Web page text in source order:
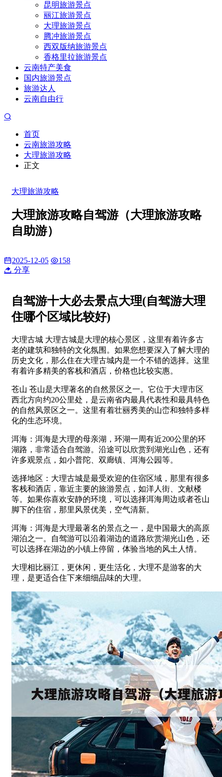
昆明旅游景点
丽江旅游景点
大理旅游景点
腾冲旅游景点
西双版纳旅游景点
香格里拉旅游景点
云南特产美食
国内旅游景点
旅游达人
云南自由行
首页
云南旅游攻略
大理旅游攻略
正文
大理旅游攻略
大理旅游攻略自驾游（大理旅游攻略
自助游）
2025-12-05
158
分享
自驾游十大必去景点大理(自驾游大理
住哪个区域比较好)
大理古城 大理古城是大理的核心景区，这里有着许多古
老的建筑和独特的文化氛围。如果您想要深入了解大理的
历史文化，那么住在大理古城内是一个不错的选择。这里
有着许多精美的客栈和酒店，价格也比较实惠。
苍山 苍山是大理著名的自然景区之一。它位于大理市区
西北方向约20公里处，是云南省内最具代表性和最具特色
的自然风景区之一。这里有着壮丽秀美的山峦和独特多样
化的生态环境。
洱海：洱海是大理的母亲湖，环湖一周有近200公里的环
湖路，非常适合自驾游。沿途可以欣赏到湖光山色，还有
许多观景点，如小普陀、双廊镇、洱海公园等。
选择地区：大理古城是最受欢迎的住宿区域，那里有很多
客栈和酒店，靠近主要的旅游景点，如洋人街、文献楼
等。如果你喜欢安静的环境，可以选择洱海周边或者苍山
脚下的住宿，那里风景优美，空气清新。
洱海：洱海是大理最著名的景点之一，是中国最大的高原
湖泊之一。自驾游可以沿着湖边的道路欣赏湖光山色，还
可以选择在湖边的小镇上停留，体验当地的风土人情。
大理相比丽江，更休闲，更生活化，大理不是游客的大
理，是更适合住下来细细品味的大理。